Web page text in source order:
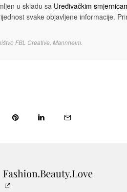
u skladu sa Uređivačkim
svake objavljene informacije.
FBL Creative, Mannheim.
Fashion.Beauty.Love